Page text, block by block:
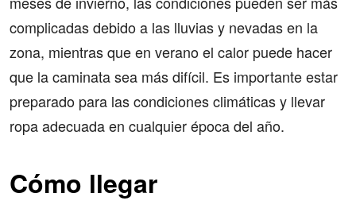
complicadas debido a las lluvias y nevadas en la
zona, mientras que en verano el calor puede hacer
que la caminata sea más difícil. Es importante estar
preparado para las condiciones climáticas y llevar
ropa adecuada en cualquier época del año.
Cómo llegar